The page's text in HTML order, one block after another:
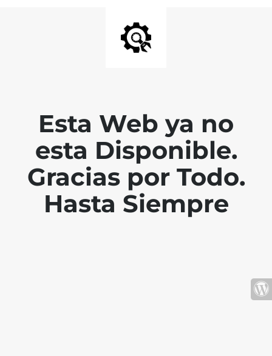
Esta Web ya no
esta Disponible.
Gracias por Todo.
Hasta Siempre